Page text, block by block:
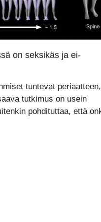
on seksikäs ja ei-
tuntevat periaatteen,
tutkimus on usein
pohdituttaa, että